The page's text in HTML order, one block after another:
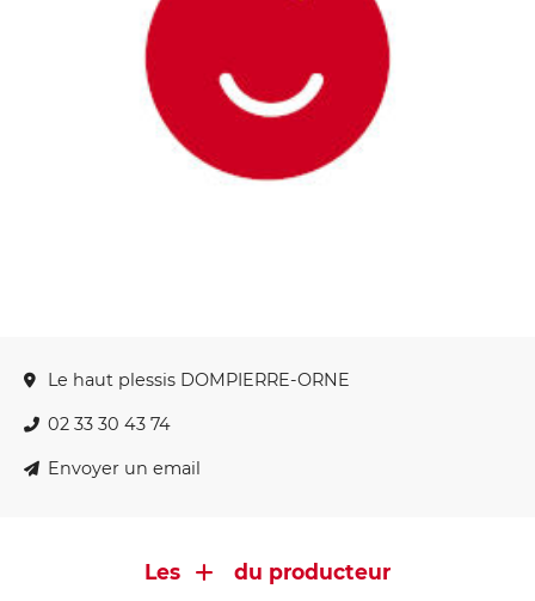
Le haut plessis DOMPIERRE-ORNE
02 33 30 43 74
Envoyer un email
Les du producteur